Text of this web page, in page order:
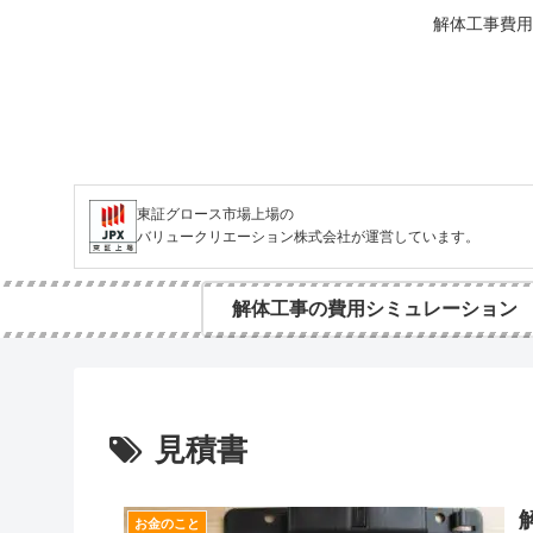
解体工事費
東証グロース市場上場の
バリュークリエーション株式会社が運営しています。
解体工事の費用シミュレーション
見積書
お金のこと